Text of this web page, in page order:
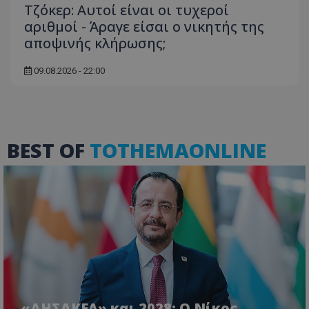
Τζόκερ: Αυτοί είναι οι τυχεροί
αριθμοί - Άραγε είσαι ο νικητής της
αποψινής κλήρωσης;
09.08.2026 - 22:00
BEST OF TOTHEMAONLINE
VISITOR_PRIVACY_METADATA
.youtube.com